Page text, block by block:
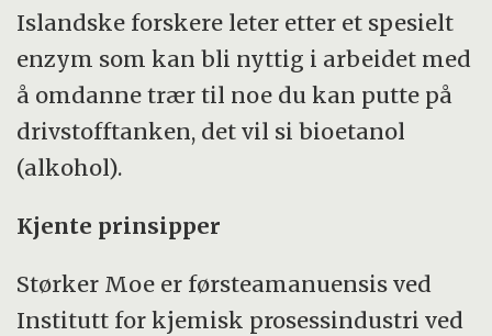
Islandske forskere leter etter et spesielt
enzym som kan bli nyttig i arbeidet med
å omdanne trær til noe du kan putte på
drivstofftanken, det vil si bioetanol
(alkohol).
Kjente prinsipper
Størker Moe er førsteamanuensis ved
Institutt for kjemisk prosessindustri ved